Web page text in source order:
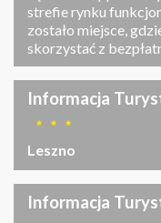
strefie rynku
zostało miejsce,
skorzystać z
Informacja
Leszno
Informacja